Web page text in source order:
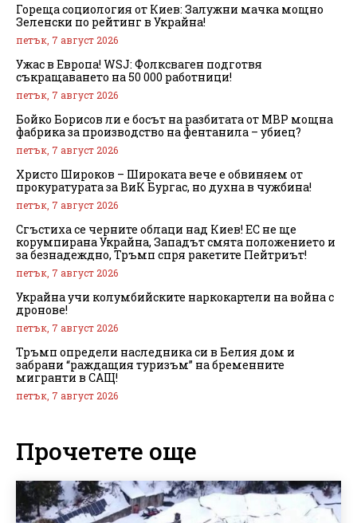
Гореща социология от Киев: Залужни мачка мощно
Зеленски по рейтинг в Украйна!
петък, 7 август 2026
Ужас в Европа! WSJ: Фолксваген подготвя
съкращаването на 50 000 работници!
петък, 7 август 2026
Бойко Борисов ли е босът на разбитата от МВР мощна
фабрика за производство на фентанила – убиец?
петък, 7 август 2026
Христо Широков – Широката вече е обвиняем от
прокуратурата за ВиК Бургас, но духна в чужбина!
петък, 7 август 2026
Сгъстиха се черните облаци над Киев! ЕС не ще
корумпирана Украйна, Западът смята положението и
за безнадеждно, Тръмп спря ракетите Пейтриът!
петък, 7 август 2026
Украйна учи колумбийските наркокартели на война с
дронове!
петък, 7 август 2026
Тръмп определи наследника си в Белия дом и
забрани “раждащия туризъм” на бременните
мигранти в САЩ!
петък, 7 август 2026
Прочетете още